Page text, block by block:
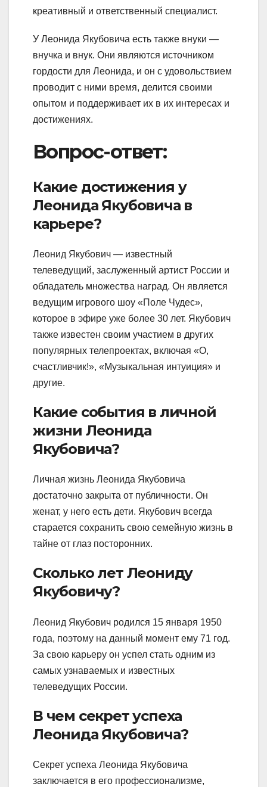
креативный и ответственный специалист.
У Леонида Якубовича есть также внуки —
внучка и внук. Они являются источником
гордости для Леонида, и он с удовольствием
проводит с ними время, делится своими
опытом и поддерживает их в их интересах и
достижениях.
Вопрос-ответ:
Какие достижения у
Леонида Якубовича в
карьере?
Леонид Якубович — известный
телеведущий, заслуженный артист России и
обладатель множества наград. Он является
ведущим игрового шоу «Поле Чудес»,
которое в эфире уже более 30 лет. Якубович
также известен своим участием в других
популярных телепроектах, включая «О,
счастливчик!», «Музыкальная интуиция» и
другие.
Какие события в личной
жизни Леонида
Якубовича?
Личная жизнь Леонида Якубовича
достаточно закрыта от публичности. Он
женат, у него есть дети. Якубович всегда
старается сохранить свою семейную жизнь в
тайне от глаз посторонних.
Сколько лет Леониду
Якубовичу?
Леонид Якубович родился 15 января 1950
года, поэтому на данный момент ему 71 год.
За свою карьеру он успел стать одним из
самых узнаваемых и известных
телеведущих России.
В чем секрет успеха
Леонида Якубовича?
Секрет успеха Леонида Якубовича
заключается в его профессионализме,